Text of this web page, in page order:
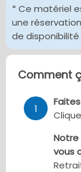
* Ce matériel
une
de
Comment
1
vous